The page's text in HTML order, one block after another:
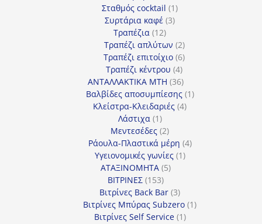
προϊόν
Σταθμός cocktail 11
Συρτάρια καφέ 33
Τραπέζια 1212
προϊόντα
Τραπέζι απλύτων 22
προϊόντα
Τραπέζι επιτοίχιο 66
προϊόντα
Τραπέζι κέντρου 44
προϊόντα
ΑΝΤΑΛΛΑΚΤΙΚΑ MTH 3636
προϊόντα
Βαλβίδες αποσυμπίεσης 11
Κλείστρα-Κλειδαριές 44
Λάστιχα 11
προϊόν
Μεντεσέδες 22
προϊόντα
Ράουλα-Πλαστικά μέρη 44
Υγειονομικές γωνίες 11
ΑΤΑΞΙΝΟΜΗΤΑ 55
ΒΙΤΡΙΝΕΣ 153153
προϊόντα
Βιτρίνες Back Bar 33
προϊόντα
Βιτρίνες Mπύρας Subzero 11
Βιτρίνες Self Service 11